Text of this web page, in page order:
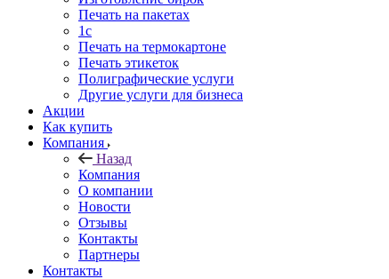
Печать на пакетах
1c
Печать на термокартоне
Печать этикеток
Полиграфические услуги
Другие услуги для бизнеса
Акции
Как купить
Компания
Назад
Компания
О компании
Новости
Отзывы
Контакты
Партнеры
Контакты